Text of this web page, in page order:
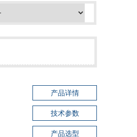
产品详情
技术参数
产品选型